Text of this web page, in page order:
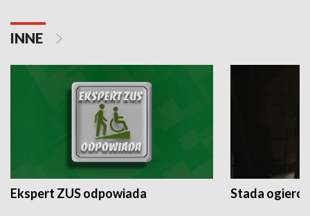
INNE
Ekspert ZUS odpowiada Stada